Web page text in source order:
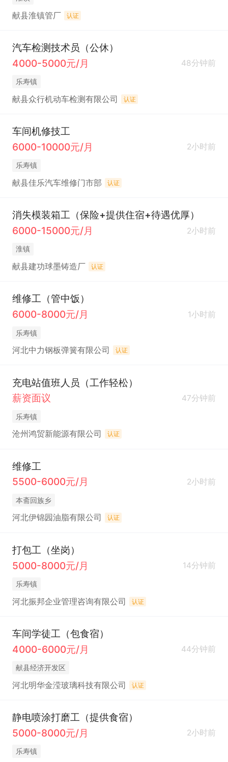
献县淮镇管厂 认证
汽车检测技术员（公休）
4000-5000元/月
48分钟前
乐寿镇
献县众行机动车检测有限公司 认证
车间机修技工
6000-10000元/月
2小时前
乐寿镇
献县佳乐汽车维修门市部 认证
消失模装箱工（保险+提供住宿+待遇优厚）
6000-15000元/月
2小时前
淮镇
献县建功球墨铸造厂 认证
维修工（管中饭）
6000-8000元/月
1小时前
乐寿镇
河北中力钢板弹簧有限公司 认证
充电站值班人员（工作轻松）
薪资面议
47分钟前
乐寿镇
沧州鸿贸新能源有限公司 认证
维修工
5500-6000元/月
2小时前
本斋回族乡
河北伊锦园油脂有限公司 认证
打包工（坐岗）
5000-8000元/月
14分钟前
乐寿镇
河北振邦企业管理咨询有限公司 认证
车间学徒工（包食宿）
4000-6000元/月
44分钟前
献县经济开发区
河北明华金滢玻璃科技有限公司 认证
静电喷涂打磨工（提供食宿）
5000-8000元/月
2小时前
乐寿镇